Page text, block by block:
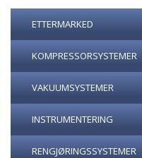
ETTERMARKED
KOMPRESSORSYSTEMER
VAKUUMSYSTEMER
INSTRUMENTERING
RENGJØRINGSSYSTEMER